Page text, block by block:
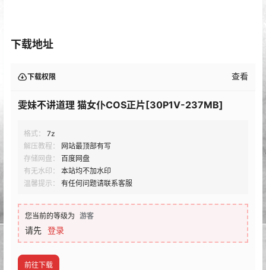
下载地址
下载权限 查看
雯妹不讲道理 猫女仆COS正片[30P1V-237MB]
格式：
7z
解压教程：
网站最顶部有写
存储网盘：
百度网盘
有无水印：
本站均不加水印
温馨提示：
有任何问题请联系客服
您当前的等级为 游客
请先 登录
前往下载